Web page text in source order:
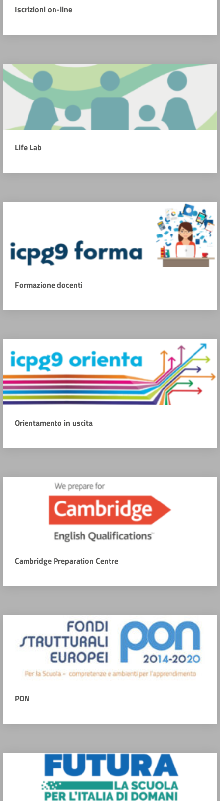
Iscrizioni on-line
Life Lab
Formazione docenti
Orientamento in uscita
Cambridge Preparation Centre
PON